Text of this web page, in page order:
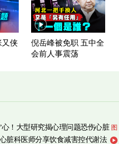
又侠
倪岳峰被免职 五中全
会前人事震荡
心！大型研究揭心理问题恐伤心脏 图
心脏科医师分享饮食减害控代谢法